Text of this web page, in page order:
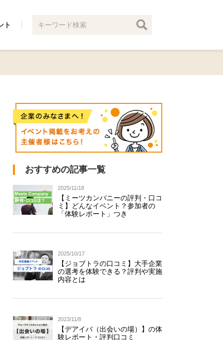
ト
おすすめの記事一覧
2025/11/18
【ミーツカンパニーの評判・口コ
ミ】どんなイベント？参加者の
「体験レポート」つき
2025/10/17
【ジョブトラの口コミ】大手企業
の選考を体験できる？評判や実施
内容とは
2023/11/8
【デアイバ（出会いの場）】の体
験レポート・評判口コミ